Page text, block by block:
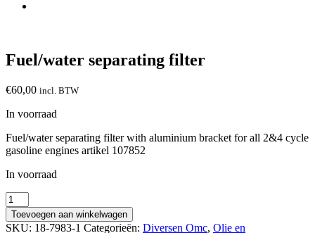
Fuel/water separating filter
€60,00 incl. BTW
In voorraad
Fuel/water separating filter with aluminium bracket for all 2&4 cycle
gasoline engines artikel 107852
In voorraad
Fuel/water
separating
filter
Toevoegen aan winkelwagen
SKU: 18-7983-1 Categorieën: Diversen Omc, Olie en